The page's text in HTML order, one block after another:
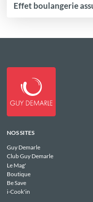
Effet boulangerie
NOS SITES
Guy Demarle
Club Guy Demarle
Le Mag'
Boutique
Be Save
i-Cook'in